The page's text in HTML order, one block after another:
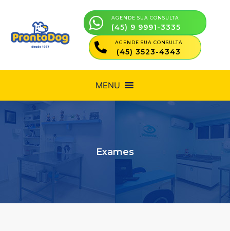
AGENDE SUA CONSULTA
(45) 9 9991-3335
AGENDE SUA CONSULTA
(45) 3523-4343
MENU
Exames